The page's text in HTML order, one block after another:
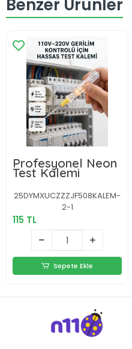
Benzer Ürünler
Profesyonel Neon
Test Kalemi
25DYMXUCZZZJF508KALEM-
2-1
115 TL
Sepete Ekle